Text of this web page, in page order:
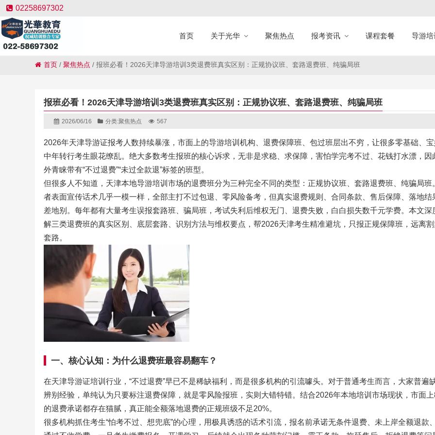
02258697302
首页 关于光华 聚焦热点 报考资讯 课程套餐 导游
首页 / 聚焦热点 / 报班必看！2026天津导游培训3类退费班真实区别：正规协议班、套路退费班、纯骗局班
报班必看！2026天津导游培训3类退费班真实区别：正规协议班、套路退费班、纯骗局班
2026/06/16 分类:聚焦热点 567
2026年天津导游证报考人数持续暴涨，市面上的导游培训机构、退费保障班、包过班层出不穷，让很多零基础、宝
中年转行考生眼花缭乱。绝大多数考生报班的核心诉求，无非是求稳、求保障，害怕学完考不过、花钱打水漂，因
外青睐带有“不过退费”“未过全款退”标签的班型。
但很多人不知道，天津本地导游培训市场的退费班分为三种完全不同的类型：正规协议班、套路退费班、纯骗局班
者表面宣传话术几乎一模一样，全部主打不过包退、零风险备考，但真实退费规则、合同条款、售后保障、落地结
差地别。每年都有大量考生误报套路班、骗局班，考试失利后维权无门、退费失败，白白损失数千元学费。本文深
解三类退费班的真实区别、底层套路、识别方法与维权要点，帮2026天津考生精准避坑，只报正规保障班，远离
套路。
一、核心认知：为什么退费班最容易翻车？
在天津导游证培训行业，“不过退费”早已不是稀缺福利，而是很多机构的引流噱头。对于普通考生而言，大家普遍
辨别经验，单纯认为只要标注退费保障，就是零风险报班，实则大错特错。结合2026年本地培训市场现状，市面
的退费承诺都存在猫腻，真正能全额落地退费的正规班级不足20%。
很多机构抓住考生“怕考不过、想兜底”的心理，用极具诱惑的话术引流，报名前承诺无条件退费、未上岸全额退款